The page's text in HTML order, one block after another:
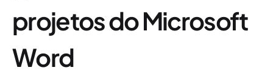
projetos do Microsoft
Word